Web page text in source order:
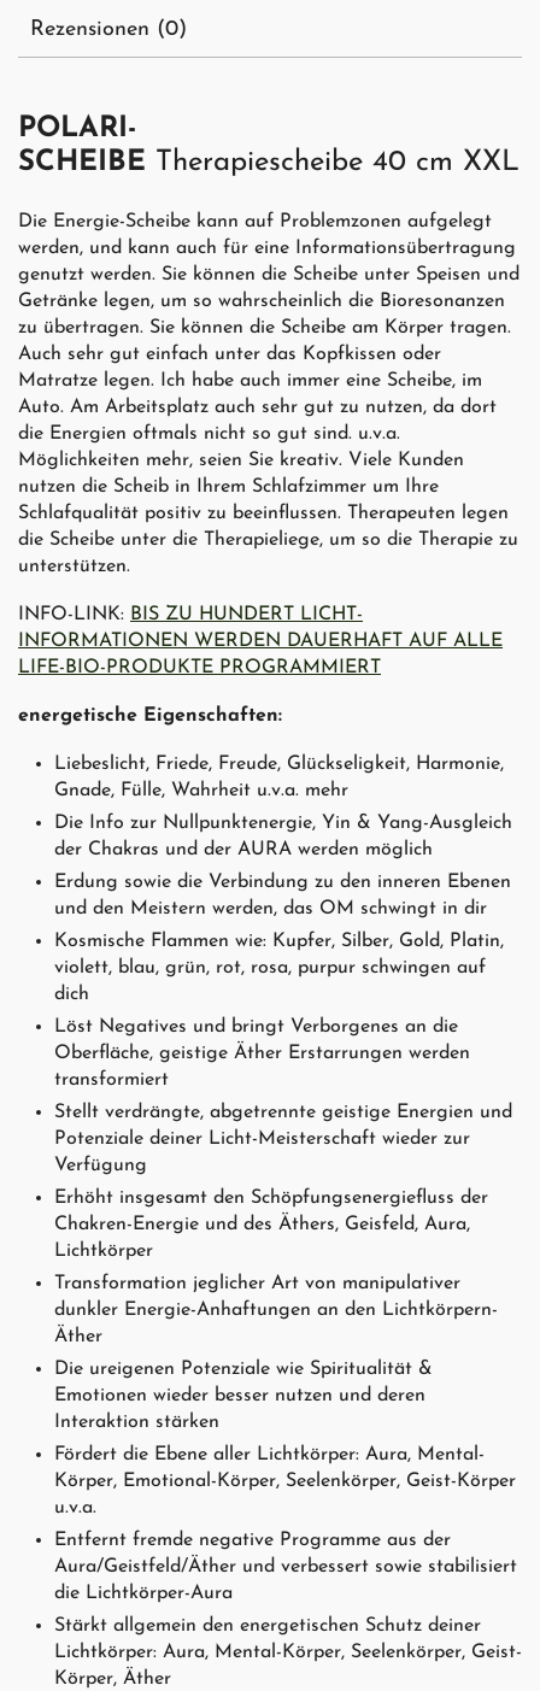
Rezensionen (0)
POLARI-
SCHEIBE Therapiescheibe 40 cm XXL
Die Energie-Scheibe kann auf Problemzonen aufgelegt
werden, und kann auch für eine Informationsübertragung
genutzt werden. Sie können die Scheibe unter Speisen und
Getränke legen, um so wahrscheinlich die Bioresonanzen
zu übertragen. Sie können die Scheibe am Körper tragen.
Auch sehr gut einfach unter das Kopfkissen oder
Matratze legen. Ich habe auch immer eine Scheibe, im
Auto. Am Arbeitsplatz auch sehr gut zu nutzen, da dort
die Energien oftmals nicht so gut sind. u.v.a.
Möglichkeiten mehr, seien Sie kreativ. Viele Kunden
nutzen die Scheib in Ihrem Schlafzimmer um Ihre
Schlafqualität positiv zu beeinflussen. Therapeuten legen
die Scheibe unter die Therapieliege, um so die Therapie zu
unterstützen.
INFO-LINK: BIS ZU HUNDERT LICHT-
INFORMATIONEN WERDEN DAUERHAFT AUF ALLE
LIFE-BIO-PRODUKTE PROGRAMMIERT
energetische Eigenschaften:
Liebeslicht, Friede, Freude, Glückseligkeit, Harmonie,
Gnade, Fülle, Wahrheit u.v.a. mehr
Die Info zur Nullpunktenergie, Yin & Yang-Ausgleich
der Chakras und der AURA werden möglich
Erdung sowie die Verbindung zu den inneren Ebenen
und den Meistern werden, das OM schwingt in dir
Kosmische Flammen wie: Kupfer, Silber, Gold, Platin,
violett, blau, grün, rot, rosa, purpur schwingen auf
dich
Löst Negatives und bringt Verborgenes an die
Oberfläche, geistige Äther Erstarrungen werden
transformiert
Stellt verdrängte, abgetrennte geistige Energien und
Potenziale deiner Licht-Meisterschaft wieder zur
Verfügung
Erhöht insgesamt den Schöpfungsenergiefluss der
Chakren-Energie und des Äthers, Geisfeld, Aura,
Lichtkörper
Transformation jeglicher Art von manipulativer
dunkler Energie-Anhaftungen an den Lichtkörpern-
Äther
Die ureigenen Potenziale wie Spiritualität &
Emotionen wieder besser nutzen und deren
Interaktion stärken
Fördert die Ebene aller Lichtkörper: Aura, Mental-
Körper, Emotional-Körper, Seelenkörper, Geist-Körper
u.v.a.
Entfernt fremde negative Programme aus der
Aura/Geistfeld/Äther und verbessert sowie stabilisiert
die Lichtkörper-Aura
Stärkt allgemein den energetischen Schutz deiner
Lichtkörper: Aura, Mental-Körper, Seelenkörper, Geist-
Körper, Äther